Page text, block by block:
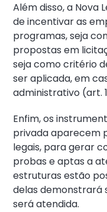
Além disso, a Nova
de incentivar as
programas, seja
propostas em
seja como critério
ser aplicada, em
administrativo (art.
Enfim, os
privada aparecem
legais, para gerar
probas e aptas a
estruturas estão
delas demonstrará
será atendida.